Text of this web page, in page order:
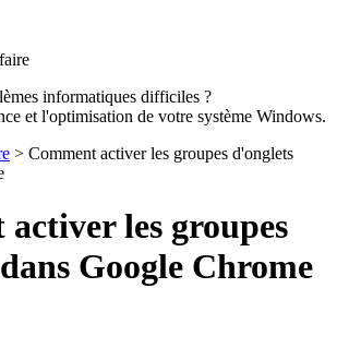
informatiques difficiles ?
et l'optimisation de votre système Windows.
> Comment activer les groupes d'onglets
activer les groupes
Google Chrome